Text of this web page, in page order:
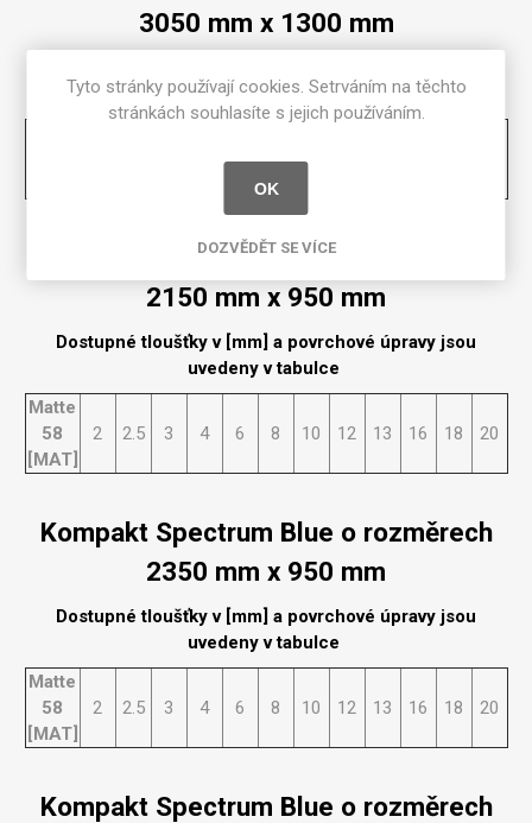
3050 mm x 1300 mm
uvedeny v tabulce
6 8 10
Kompakt Spectrum Blue o rozměrech
2150 mm x 950 mm
Dostupné tloušťky v [mm] a povrchové úpravy jsou
uvedeny v tabulce
Matte
58
[MAT]
2 2.5 3 4 6 8 10 12 13 16 18 20
Kompakt Spectrum Blue o rozměrech
2350 mm x 950 mm
Dostupné tloušťky v [mm] a povrchové úpravy jsou
uvedeny v tabulce
Matte
58
[MAT]
2 2.5 3 4 6 8 10 12 13 16 18 20
Kompakt Spectrum Blue o rozměrech
Tyto stránky používají cookies. Setrváním na těchto
stránkách souhlasíte s jejich používáním.
OK
DOZVĚDĚT SE VÍCE